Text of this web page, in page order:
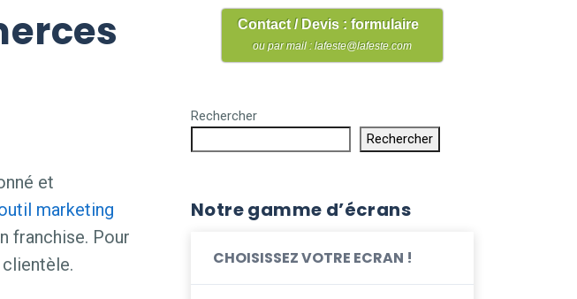
et
marketing
franchise. Pour
Contact / Devis : formulaire
ou par mail : lafeste@lafeste.com
Rechercher
Rechercher
Notre gamme d’écrans
CHOISISSEZ VOTRE ECRAN !